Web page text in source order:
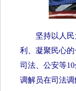
坚持以人民为
利、凝聚民心
司法、公安等
调解员在司法